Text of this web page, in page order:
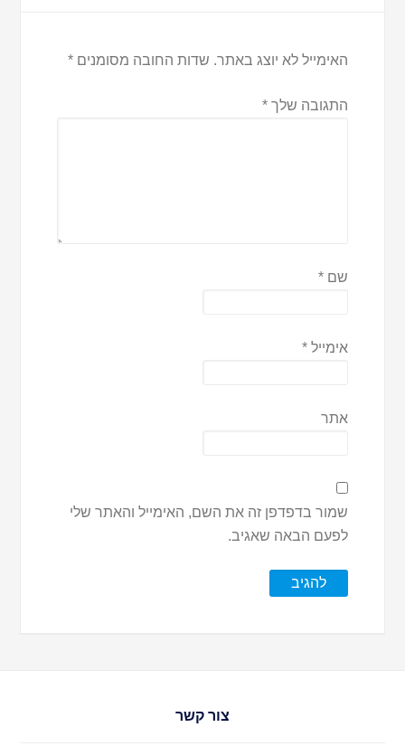
האימייל לא יוצג באתר. שדות החובה מסומנים*
התגובה שלך*
שם*
אימייל*
אתר
שמור בדפדפן זה את השם, האימייל והאתר שלי
לפעם הבאה שאגיב.
צור קשר